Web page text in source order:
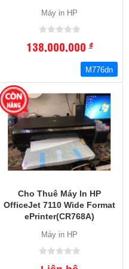
Máy in HP
138,000,000đ
M776dn
Cho Thuê Máy In HP
OfficeJet 7110 Wide Format
ePrinter(CR768A)
Máy in HP